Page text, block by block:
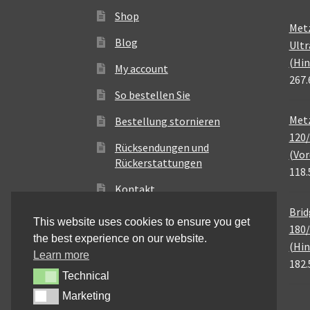
Shop
Blog
My account
So bestellen Sie
Bestellung stornieren
Rücksendungen und
Rückerstattungen
Kontakt
This website uses cookies to ensure you get
the best experience on our website.
Learn more
TechnicalTechnical
MarketingMarketing